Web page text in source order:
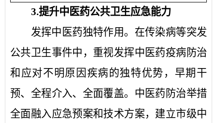
3.提升中医药公共卫生应急能力
发挥中医药独特作用。 在传染病等突发
公共卫生事件中，重视发挥中医药疫病防治
和应对不明原因疾病的独特优势，早期干
预、全程介入、全面覆盖。中医药防治举措
全面融入应急预案和技术方案，建立市级中